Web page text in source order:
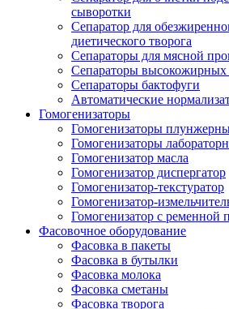
сыворотки
Сепаратор для
диетического творога
Сепараторы для мясной
Сепараторы высокожирных
Сепараторы бактофуги
Автоматические
Гомогенизаторы
Гомогенизаторы
Гомогенизаторы
Гомогенизатор масла
Гомогенизатор диспергатор
Гомогенизатор-текстуратор
Гомогенизатор-
Гомогенизатор с ременной
Фасовочное оборудование
Фасовка в пакеты
Фасовка в бутылки
Фасовка молока
Фасовка сметаны
Фасовка творога